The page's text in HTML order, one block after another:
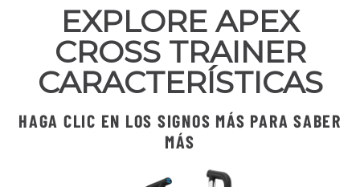
EXPLORE APEX
CROSS TRAINER
CARACTERÍSTICAS
HAGA CLIC EN LOS SIGNOS MÁS PARA SABER
MÁS